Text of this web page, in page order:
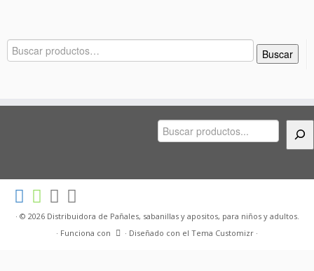
Buscar
por:
Buscar
Buscar
· © 2026 Distribuidora de Pañales, sabanillas y apositos, para niños y adultos.
· Funciona con · Diseñado con el Tema Customizr ·